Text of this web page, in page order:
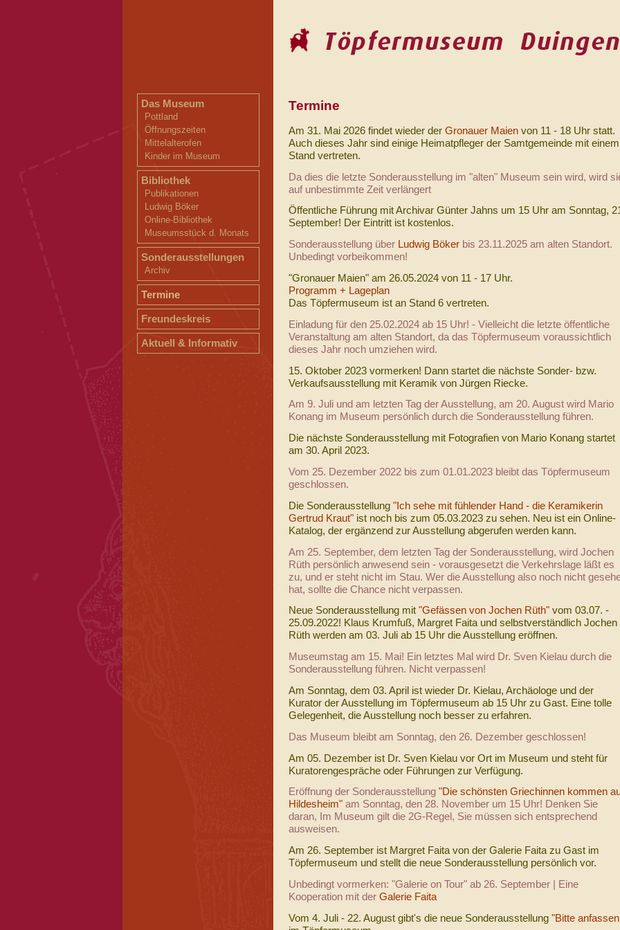
Das Museum
Pottland
Öffnungszeiten
Mittelalterofen
Kinder im Museum
Bibliothek
Publikationen
Ludwig Böker
Online-Bibliothek
Museumsstück d. Monats
Sonderausstellungen
Archiv
Termine
Freundeskreis
Aktuell & Informativ
Termine
Am 31. Mai 2026 findet wieder der Gronauer Maien von 11 - 18 Uhr statt.
Auch dieses Jahr sind einige Heimatpfleger der Samtgemeinde mit einem
Stand vertreten.
Da dies die letzte Sonderausstellung im "alten" Museum sein wird, wird
auf unbestimmte Zeit verlängert
Öffentliche Führung mit Archivar Günter Jahns um 15 Uhr am Sonntag,
September! Der Eintritt ist kostenlos.
Sonderausstellung über Ludwig Böker bis 23.11.2025 am alten Standort.
Unbedingt vorbeikommen!
"Gronauer Maien" am 26.05.2024 von 11 - 17 Uhr.
Programm + Lageplan
Das Töpfermuseum ist an Stand 6 vertreten.
Einladung für den 25.02.2024 ab 15 Uhr! - Vielleicht die letzte öffentliche
Veranstaltung am alten Standort, da das Töpfermuseum voraussichtlich
dieses Jahr noch umziehen wird.
15. Oktober 2023 vormerken! Dann startet die nächste Sonder- bzw.
Verkaufsausstellung mit Keramik von Jürgen Riecke.
Am 9. Juli und am letzten Tag der Ausstellung, am 20. August wird Mario
Konang im Museum persönlich durch die Sonderausstellung führen.
Die nächste Sonderausstellung mit Fotografien von Mario Konang startet
am 30. April 2023.
Vom 25. Dezember 2022 bis zum 01.01.2023 bleibt das Töpfermuseum
geschlossen.
Die Sonderausstellung "Ich sehe mit fühlender Hand - die Keramikerin
Gertrud Kraut" ist noch bis zum 05.03.2023 zu sehen. Neu ist ein Online-
Katalog, der ergänzend zur Ausstellung abgerufen werden kann.
Am 25. September, dem letzten Tag der Sonderausstellung, wird Jochen
Rüth persönlich anwesend sein - vorausgesetzt die Verkehrslage läßt es
zu, und er steht nicht im Stau. Wer die Ausstellung also noch nicht
hat, sollte die Chance nicht verpassen.
Neue Sonderausstellung mit "Gefässen von Jochen Rüth" vom 03.07. -
25.09.2022! Klaus Krumfuß, Margret Faita und selbstverständlich Jochen
Rüth werden am 03. Juli ab 15 Uhr die Ausstellung eröffnen.
Museumstag am 15. Mai! Ein letztes Mal wird Dr. Sven Kielau durch die
Sonderausstellung führen. Nicht verpassen!
Am Sonntag, dem 03. April ist wieder Dr. Kielau, Archäologe und der
Kurator der Ausstellung im Töpfermuseum ab 15 Uhr zu Gast. Eine tolle
Gelegenheit, die Ausstellung noch besser zu erfahren.
Das Museum bleibt am Sonntag, den 26. Dezember geschlossen!
Am 05. Dezember ist Dr. Sven Kielau vor Ort im Museum und steht für
Kuratorengespräche oder Führungen zur Verfügung.
Eröffnung der Sonderausstellung "Die schönsten Griechinnen kommen
Hildesheim" am Sonntag, den 28. November um 15 Uhr! Denken Sie
daran, Im Museum gilt die 2G-Regel, Sie müssen sich entsprechend
ausweisen.
Am 26. September ist Margret Faita von der Galerie Faita zu Gast im
Töpfermuseum und stellt die neue Sonderausstellung persönlich vor.
Unbedingt vormerken: "Galerie on Tour" ab 26. September | Eine
Kooperation mit der Galerie Faita
Vom 4. Juli - 22. August gibt's die neue Sonderausstellung "Bitte